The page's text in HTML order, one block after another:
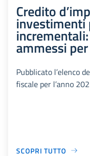
Credito
ammessi
Pubblicato l’elenco
fiscale per l’anno
SCOPRI TUTTO